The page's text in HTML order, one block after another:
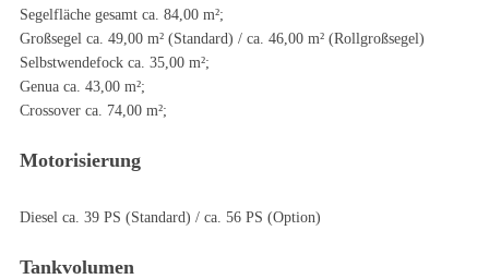
Segelfläche gesamt ca. 84,00 m²;
Großsegel ca. 49,00 m² (Standard) / ca. 46,00 m² (Rollgroßsegel)
Selbstwendefock ca. 35,00 m²;
Genua ca. 43,00 m²;
Crossover ca. 74,00 m²;
Motorisierung
Diesel ca. 39 PS (Standard) / ca. 56 PS (Option)
Tankvolumen